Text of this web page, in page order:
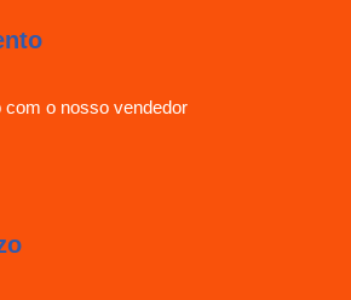
o nosso vendedor